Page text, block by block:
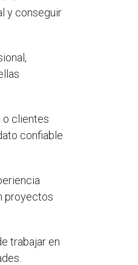
y conseguir
o clientes
confiable
proyectos
trabajar en